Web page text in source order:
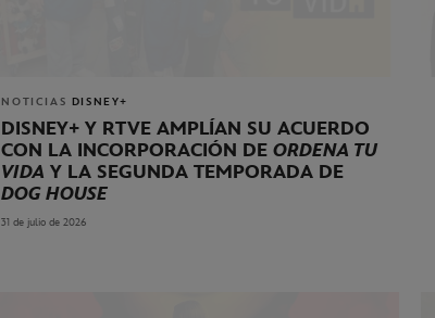
NOTICIAS DISNEY+
DISNEY+ Y RTVE AMPLÍAN SU ACUERDO
CON LA INCORPORACIÓN DEORDENA TU
VIDA Y LA SEGUNDA TEMPORADA DE
DOG HOUSE
31 de julio de 2026